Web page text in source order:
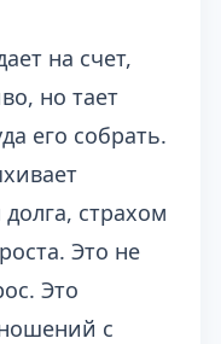
на счет,
но тает
его собрать.
страхом
Это не
Это
с